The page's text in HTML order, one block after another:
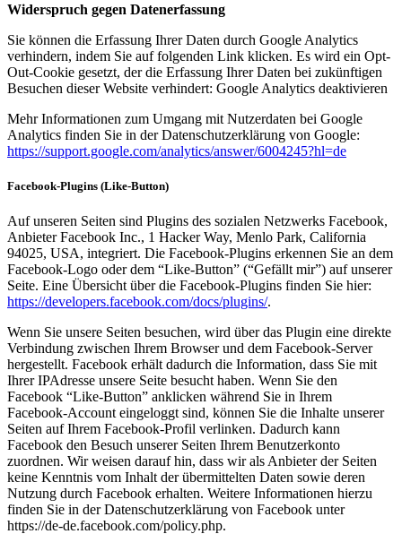
Widerspruch gegen Datenerfassung
Sie können die Erfassung Ihrer Daten durch Google Analytics
verhindern, indem Sie auf folgenden Link klicken. Es wird ein Opt-
Out-Cookie gesetzt, der die Erfassung Ihrer Daten bei zukünftigen
Besuchen dieser Website verhindert: Google Analytics deaktivieren
Mehr Informationen zum Umgang mit Nutzerdaten bei Google
Analytics finden Sie in der Datenschutzerklärung von Google:
https://support.google.com/analytics/answer/6004245?hl=de
Facebook-Plugins (Like-Button)
Auf unseren Seiten sind Plugins des sozialen Netzwerks Facebook,
Anbieter Facebook Inc., 1 Hacker Way, Menlo Park, California
94025, USA, integriert. Die Facebook-Plugins erkennen Sie an dem
Facebook-Logo oder dem “Like-Button” (“Gefällt mir”) auf unserer
Seite. Eine Übersicht über die Facebook-Plugins finden Sie hier:
https://developers.facebook.com/docs/plugins/.
Wenn Sie unsere Seiten besuchen, wird über das Plugin eine direkte
Verbindung zwischen Ihrem Browser und dem Facebook-Server
hergestellt. Facebook erhält dadurch die Information, dass Sie mit
Ihrer IPAdresse unsere Seite besucht haben. Wenn Sie den
Facebook “Like-Button” anklicken während Sie in Ihrem
Facebook-Account eingeloggt sind, können Sie die Inhalte unserer
Seiten auf Ihrem Facebook-Profil verlinken. Dadurch kann
Facebook den Besuch unserer Seiten Ihrem Benutzerkonto
zuordnen. Wir weisen darauf hin, dass wir als Anbieter der Seiten
keine Kenntnis vom Inhalt der übermittelten Daten sowie deren
Nutzung durch Facebook erhalten. Weitere Informationen hierzu
finden Sie in der Datenschutzerklärung von Facebook unter
https://de-de.facebook.com/policy.php.